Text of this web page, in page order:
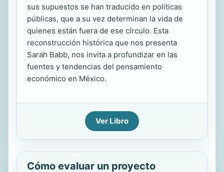
sus supuestos se han traducido en políticas
públicas, que a su vez determinan la vida de
quienes están fuera de ese círculo. Esta
reconstrucción histórica que nos presenta
Sarah Babb, nos invita a profundizar en las
fuentes y tendencias del pensamiento
económico en México.
Ver Libro
Cómo evaluar un proyecto